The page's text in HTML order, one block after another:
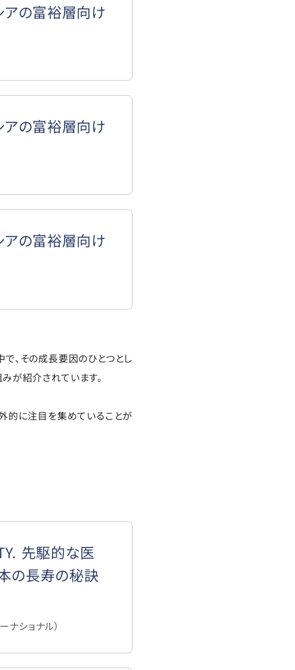
アの富裕層向け
アの富裕層向け
アの富裕層向け
、その成長要因のひとつとし
が紹介されています。
的に注目を集めていることが
先駆的な医
の長寿の秘訣
ショナル）